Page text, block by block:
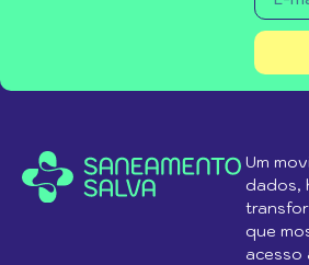
Um
dados,
que
acesso